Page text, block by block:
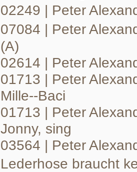
02249 | Peter
07084 | Peter
(A)
02614 | Peter
01713 | Peter
Mille--Baci
01713 | Peter
Jonny, sing
03564 | Peter
Lederhose braucht